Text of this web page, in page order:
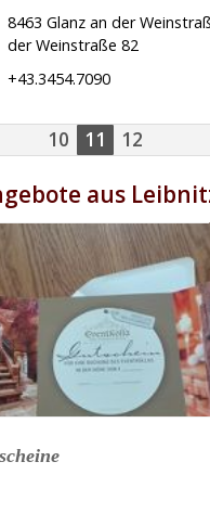
8463 Glanz an der
der Weinstraße 82
+43.3454.7090
10 11 12
aus